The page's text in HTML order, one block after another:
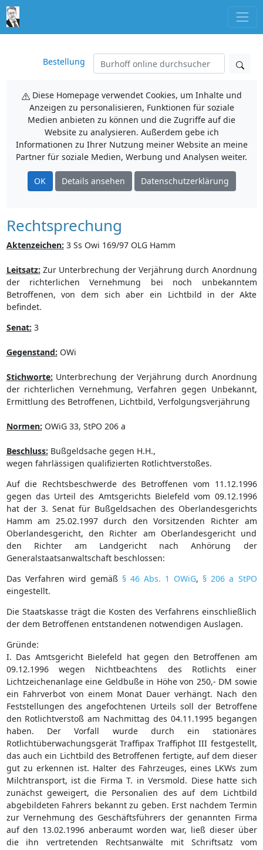
Bestellung
Diese Homepage verwendet Cookies, um Inhalte und
Anzeigen zu personalisieren, Funktionen für soziale
Medien anbieten zu können und die Zugriffe auf die
Website zu analysieren. Außerdem gebe ich
Informationen zu Ihrer Nutzung meiner Website an meine
Partner für soziale Medien, Werbung und Analysen weiter.
OK Details ansehen Datenschutzerklärung
Rechtsprechung
Aktenzeichen: 3 Ss Owi 169/97 OLG Hamm
Leitsatz: Zur Unterbrechung der Verjährung durch Anordnung
der richterlichen Vernehmung bei noch unbekanntem
Betroffenen, von dem sich aber ein Lichtbild in der Akte
befindet.
Senat: 3
Gegenstand: OWi
Stichworte: Unterbrechung der Verjährung durch Anordnung
der richterlichen Vernehmung, Verfahren gegen Unbekannt,
Ermittlung des Betroffenen, Lichtbild, Verfolgungsverjährung
Normen: OWiG 33, StPO 206 a
Beschluss: Bußgeldsache gegen H.H.,
wegen fahrlässigen qualifizierten Rotlichtverstoßes.
Auf die Rechtsbeschwerde des Betroffenen vom 11.12.1996
gegen das Urteil des Amtsgerichts Bielefeld vom 09.12.1996
hat der 3. Senat für Bußgeldsachen des Oberlandesgerichts
Hamm am 25.02.1997 durch den Vorsitzenden Richter am
Oberlandesgericht, den Richter am Oberlandesgericht und
den Richter am Landgericht nach Anhörung der
Generalstaatsanwaltschaft beschlossen:
Das Verfahren wird gemäß § 46 Abs. 1 OWiG, § 206 a StPO
eingestellt.
Die Staatskasse trägt die Kosten des Verfahrens einschließlich
der dem Betroffenen entstandenen notwendigen Auslagen.
Gründe:
I. Das Amtsgericht Bielefeld hat gegen den Betroffenen am
09.12.1996 wegen Nichtbeachtens des Rotlichts einer
Lichtzeichenanlage eine Geldbuße in Höhe von 250,- DM sowie
ein Fahrverbot von einem Monat Dauer verhängt. Nach den
Feststellungen des angefochtenen Urteils soll der Betroffene
den Rotlichtverstoß am Nachmittag des 04.11.1995 begangen
haben. Der Vorfall wurde durch ein stationäres
Rotlichtüberwachungsgerät Traffipax Traffiphot III festgestellt,
das auch ein Lichtbild des Betroffenen fertigte, auf dem dieser
gut zu erkennen ist. Halter des Fahrzeuges, eines LKWs zum
Milchtransport, ist die Firma T. in Versmold. Diese hatte sich
zunächst geweigert, die Personalien des auf dem Lichtbild
abgebildeten Fahrers bekannt zu geben. Erst nachdem Termin
zur Vernehmung des Geschäftsführers der genannten Firma
auf den 13.02.1996 anberaumt worden war, ließ dieser über
die ihn vertretenden Rechtsanwälte mit Schriftsatz vom